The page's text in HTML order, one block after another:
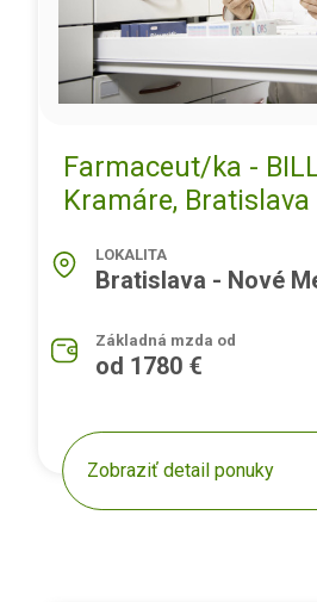
Farmaceut/ka -
Kramáre, Bratislava
LOKALITA
Bratislava - Nové
Základná mzda od
od 1780 €
Zobraziť detail ponuky